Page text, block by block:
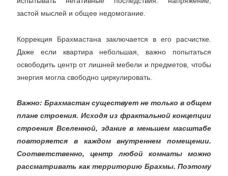
застой мыслей и общее недомогание.
Коррекция Брахмастана заключается в его расчистке.
Даже если квартира небольшая, важно попытаться
освободить центр от лишней мебели и предметов, чтобы
энергия могла свободно циркулировать.
Важно: Брахмастан существует не только в общем
плане строения. Исходя из фрактальной концепции
строения Вселенной, здание в меньшем масштабе
повторяется в каждом внутреннем помещении.
Соответственно, центр любой комнаты можно
рассматривать как территорию Брахмы. Поэтому